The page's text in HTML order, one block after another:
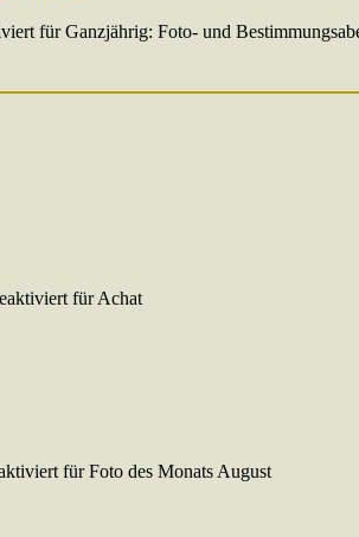
für Ganzjährig: Foto- und
für Achat
für Foto des Monats August